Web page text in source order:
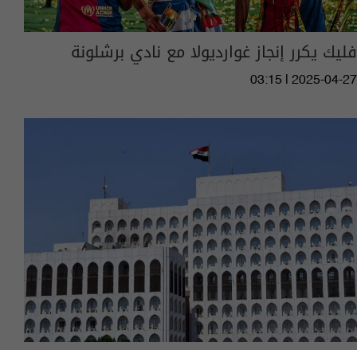
فليك يكرر إنجاز غوارديولا مع نادي برشلونة
03:15 | 2025-04-27